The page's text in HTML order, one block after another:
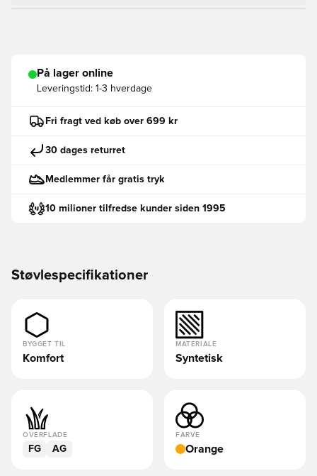
På lager online
Leveringstid: 1-3 hverdage
Fri fragt ved køb over 699 kr
30 dages returret
Medlemmer får gratis tryk
10 milioner tilfredse kunder siden 1995
Støvlespecifikationer
BYGGET TIL
Komfort
MATERIALE
Syntetisk
OVERFLADE
FG AG
FARVE
Orange